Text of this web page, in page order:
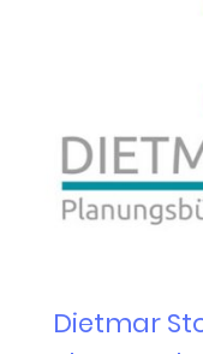
Dietmar